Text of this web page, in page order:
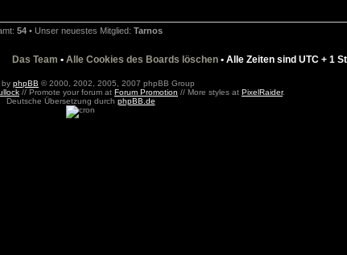
54 • Unser neuestes Mitglied: Tarnos
Das Team • Alle Cookies des Boards löschen • Alle Zeiten sind UTC + 1
by phpBB © 2000, 2002, 2005, 2007 phpBB Group
// Promote your forum at Forum Promotion // More styles at PixelRaider.
Deutsche Übersetzung durch phpBB.de